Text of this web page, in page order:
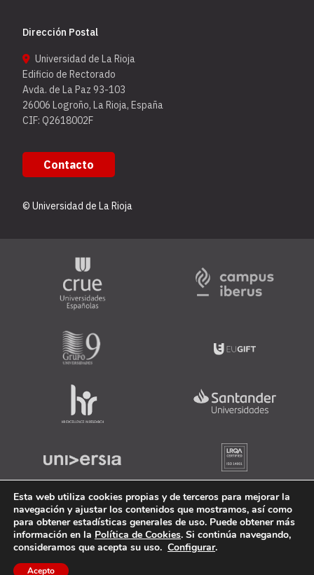
Dirección Postal
Universidad de La Rioja
Edificio de Rectorado
Avda. de La Paz 93-103
26006 Logroño, La Rioja, España
CIF: Q2618002F
Contacto
© Universidad de La Rioja
Esta web utiliza cookies propias y de terceros para mejorar la
navegación y ajustar los contenidos que mostramos, así como
para obtener estadísticas generales de uso. Puede obtener más
información en la Política de Cookies. Si continúa navegando,
consideramos que acepta su uso. Configurar.
Acepto